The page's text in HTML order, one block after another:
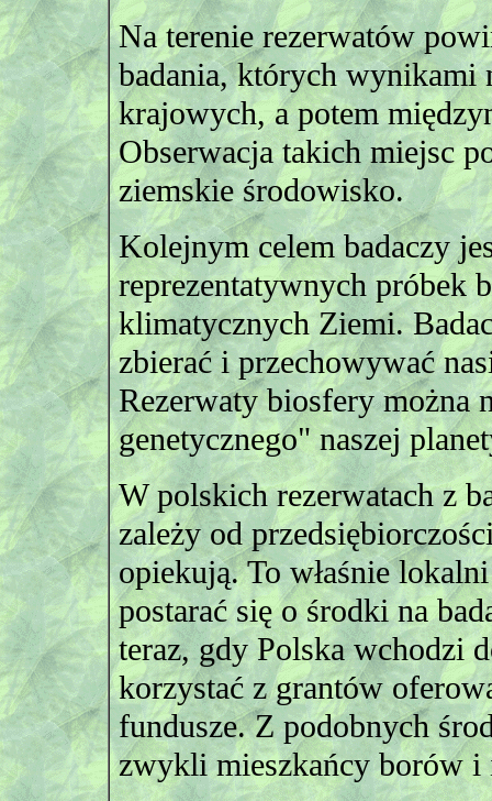
Na terenie rezerwatów
badania, których wynikami
krajowych, a potem
Obserwacja takich miejsc
ziemskie środowisko.
Kolejnym celem badaczy
reprezentatywnych próbek
klimatycznych Ziemi.
zbierać i przechowywać
Rezerwaty biosfery można
genetycznego" naszej
W polskich rezerwatach z
zależy od
opiekują. To właśnie
postarać się o środki na
teraz, gdy Polska wchodzi
korzystać z grantów
fundusze. Z podobnych
zwykli mieszkańcy borów